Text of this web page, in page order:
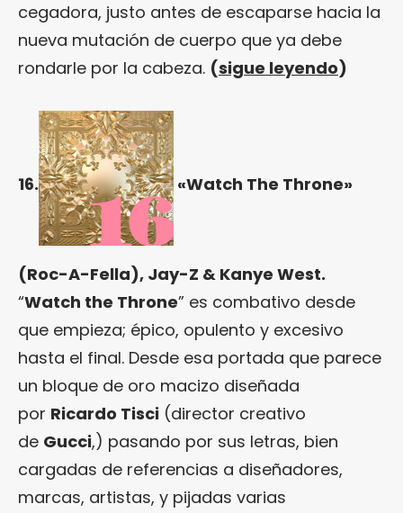
cegadora, justo antes de escaparse hacia la
nueva mutación de cuerpo que ya debe
rondarle por la cabeza. (sigue leyendo)
16. «Watch The Throne»
(Roc-A-Fella), Jay-Z & Kanye West.
“Watch the Throne” es combativo desde
que empieza; épico, opulento y excesivo
hasta el final. Desde esa portada que parece
un bloque de oro macizo diseñada
por Ricardo Tisci (director creativo
de Gucci,) pasando por sus letras, bien
cargadas de referencias a diseñadores,
marcas, artistas, y pijadas varias